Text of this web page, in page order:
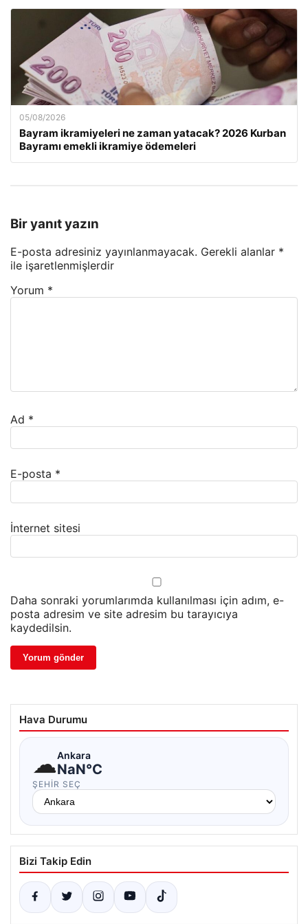
05/08/2026
Bayram ikramiyeleri ne zaman yatacak? 2026 Kurban
Bayramı emekli ikramiye ödemeleri
Bir yanıt yazın
E-posta adresiniz yayınlanmayacak. Gerekli alanlar *
ile işaretlenmişlerdir
Yorum *
Ad *
E-posta *
İnternet sitesi
Daha sonraki yorumlarımda kullanılması için adım, e-
posta adresim ve site adresim bu tarayıcıya
kaydedilsin.
Hava Durumu
☁Ankara
NaN°C
ŞEHIR SEÇ
Bizi Takip Edin